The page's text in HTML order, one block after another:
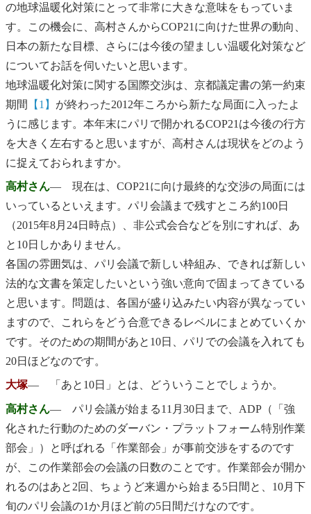
の地球温暖化対策にとって非常に大きな意味をもっていま
す。この機会に、高村さんからCOP21に向けた世界の動向、
日本の新たな目標、さらには今後の望ましい温暖化対策など
についてお話を伺いたいと思います。
地球温暖化対策に関する国際交渉は、京都議定書の第一約束
期間
【1】 が終わった2012年ころから新たな局面に入ったよ
うに感じます。本年末にパリで開かれるCOP21は今後の行方
を大きく左右すると思いますが、高村さんは現状をどのよう
に捉えておられますか。
高村さん― 現在は、COP21に向け最終的な交渉の局面には
いっているといえます。パリ会議まで残すところ約100日
（2015年8月24日時点）、非公式会合などを別にすれば、あ
と10日しかありません。
各国の雰囲気は、パリ会議で新しい枠組み、できれば新しい
法的な文書を策定したいという強い意向で固まってきている
と思います。問題は、各国が盛り込みたい内容が異なってい
ますので、これらをどう合意できるレベルにまとめていくか
です。そのための期間があと10日、パリでの会議を入れても
20日ほどなのです。
大塚― 「あと10日」とは、どういうことでしょうか。
高村さん― パリ会議が始まる11月30日まで、ADP（「強
化された行動のためのダーバン・プラットフォーム特別作業
部会」）と呼ばれる「作業部会」が事前交渉をするのです
が、この作業部会の会議の日数のことです。作業部会が開か
れるのはあと2回、ちょうど来週から始まる5日間と、10月下
旬のパリ会議の1か月ほど前の5日間だけなのです。